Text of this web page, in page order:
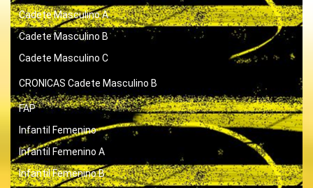
Cadete Masculino A
Cadete Masculino B
Cadete Masculino C
CRONICAS Cadete Masculino B
FAP
Infantil Femenino
Infantil Femenino A
Infantil Femenino B